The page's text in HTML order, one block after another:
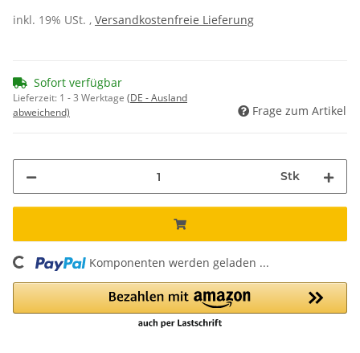
inkl. 19% USt. , Versandkostenfreie Lieferung
Sofort verfügbar
Lieferzeit: 1 - 3 Werktage (DE - Ausland
abweichend)
Frage zum Artikel
Stk
Loading... Komponenten werden geladen ...